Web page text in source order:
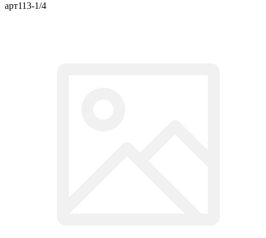
арт113-1/4